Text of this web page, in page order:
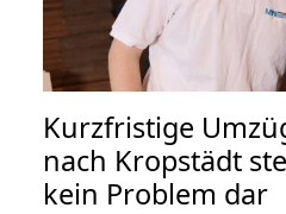
Kurzfristige
nach Kropstädt
kein Problem dar